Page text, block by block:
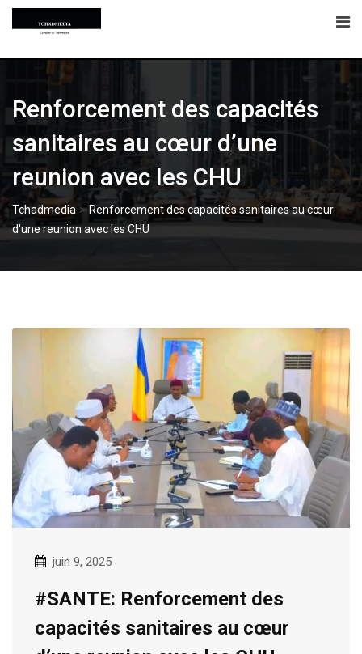
Skip
Renforcement des capacités
sanitaires au cœur d’une
reunion avec les CHU
Tchadmedia >Renforcement des capacités sanitaires au cœur
d'une reunion avec les CHU
juin 9, 2025
#SANTE: Renforcement des
capacités sanitaires au cœur